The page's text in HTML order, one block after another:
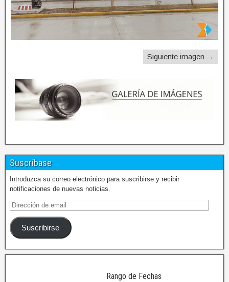
Siguiente imagen →
Suscríbase
Introduzca su correo electrónico para suscribirse y recibir
notificaciones de nuevas noticias.
Suscribirse
Rango de Fechas